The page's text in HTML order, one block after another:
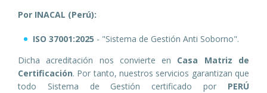
Por INACAL (Perú):
ISO 37001:2025 - "Sistema de Gestión Anti Soborno".
Dicha acreditación nos convierte en Casa Matriz de
Certificación. Por tanto, nuestros servicios garantizan que
todo Sistema de Gestión certificado por PERÚ